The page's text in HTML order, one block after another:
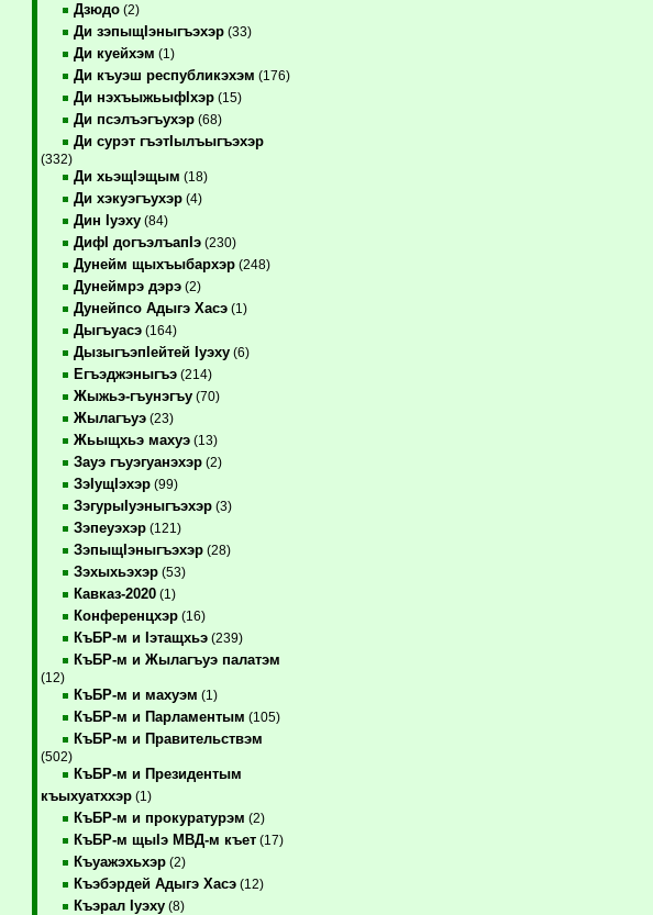
Дзюдо(2)
Ди зэпыщIэныгъэхэр(33)
Ди куейхэм (1)
Ди къуэш республикэхэм (176)
Ди нэхъыжьыфIхэр(15)
Ди псэлъэгъухэр(68)
Ди сурэт гъэтIылъыгъэхэр
(332)
Ди хьэщIэщым (18)
Ди хэкуэгъухэр(4)
Дин Iуэху(84)
ДифI догъэлъапIэ(230)
Дунейм щыхъыбархэр(248)
Дунеймрэ дэрэ(2)
Дунейпсо Адыгэ Хасэ(1)
Дыгъуасэ(164)
ДызыгъэпIейтей Iуэху(6)
Егъэджэныгъэ(214)
Жыжьэ-гъунэгъу(70)
Жылагъуэ(23)
Жьыщхьэ махуэ(13)
Зауэ гъуэгуанэхэр(2)
ЗэIущIэхэр(99)
ЗэгурыIуэныгъэхэр(3)
Зэпеуэхэр(121)
ЗэпыщIэныгъэхэр(28)
Зэхыхьэхэр(53)
Кавказ-2020(1)
Конференцхэр(16)
КъБР-м и Iэтащхьэ(239)
КъБР-м и Жылагъуэ палатэм
(12)
КъБР-м и махуэм (1)
КъБР-м и Парламентым (105)
КъБР-м и Правительствэм
(502)
КъБР-м и Президентым
къыхуатххэр(1)
КъБР-м и прокуратурэм (2)
КъБР-м щыIэ МВД-м къет(17)
Къуажэхьхэр(2)
Къэбэрдей Адыгэ Хасэ(12)
Къэрал Iуэху(8)